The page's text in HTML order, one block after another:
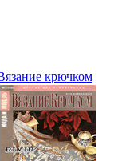
крючком